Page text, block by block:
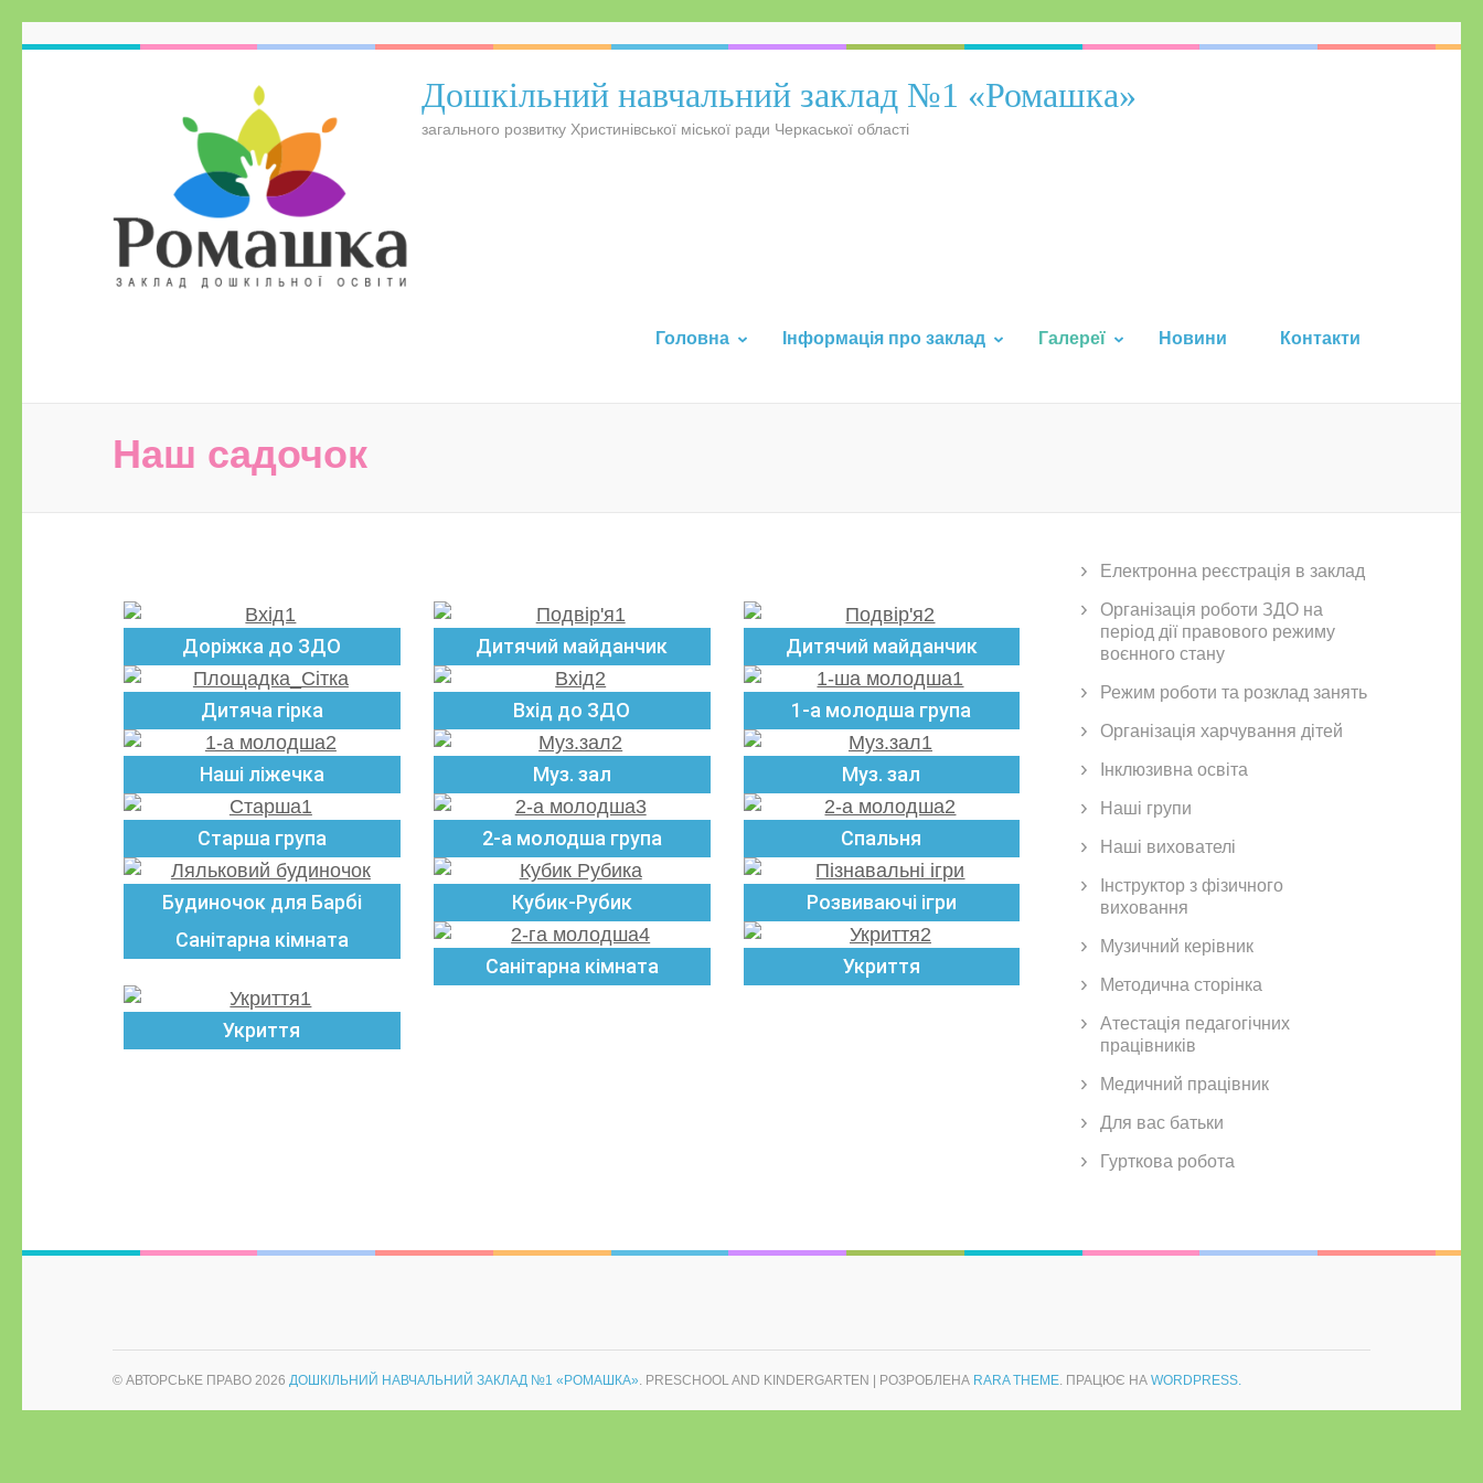
Дошкільний навчальний заклад №1 «Ромашка»
загального розвитку Христинівської міської ради Черкаської області
Головна Інформація про заклад Галереї Новини Контакти
Наш садочок
Доріжка до ЗДО Дитячий майданчик Дитячий майданчик
Дитяча гірка Вхід до ЗДО 1-а молодша група
Наші ліжечка Муз. зал Муз. зал
Старша група 2-а молодша група Спальня
Будиночок для Барбі Кубик-Рубик
Розвиваючі ігри
Санітарна кімната
Санітарна кімната
Укриття
Укриття
Електронна реєстрація в заклад
Організація роботи ЗДО на
період дії правового режиму
воєнного стану
Режим роботи та розклад занять
Організація харчування дітей
Інклюзивна освіта
Наші групи
Наші вихователі
Інструктор з фізичного
виховання
Музичний керівник
Методична сторінка
Атестація педагогічних
працівників
Медичний працівник
Для вас батьки
Гурткова робота
© АВТОРСЬКЕ ПРАВО 2026 ДОШКІЛЬНИЙ НАВЧАЛЬНИЙ ЗАКЛАД №1 «РОМАШКА». PRESCHOOL AND KINDERGARTEN | РОЗРОБЛЕНА RARA THEME. ПРАЦЮЄ НА WORDPRESS.